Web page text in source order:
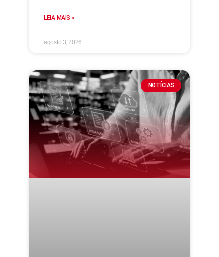
LEIA MAIS »
agosto 3, 2026
NOTÍCIAS